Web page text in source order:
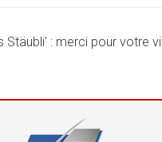
Stäubli' : merci pour votre